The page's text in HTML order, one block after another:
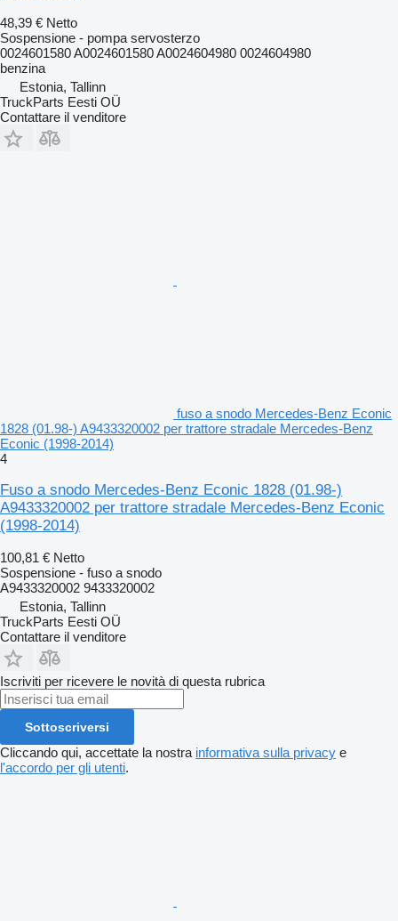
48,39 € Netto
Sospensione - pompa servosterzo
0024601580 A0024601580 A0024604980 0024604980
benzina
Estonia, Tallinn
TruckParts Eesti OÜ
Contattare il venditore
fuso a snodo Mercedes-Benz Econic
1828 (01.98-) A9433320002 per trattore stradale Mercedes-Benz
Econic (1998-2014)
4
Fuso a snodo Mercedes-Benz Econic 1828 (01.98-)
A9433320002 per trattore stradale Mercedes-Benz Econic
(1998-2014)
100,81 € Netto
Sospensione - fuso a snodo
A9433320002 9433320002
Estonia, Tallinn
TruckParts Eesti OÜ
Contattare il venditore
Iscriviti per ricevere le novità di questa rubrica
Sottoscriversi
Cliccando qui, accettate la nostra informativa sulla privacy e
l'accordo per gli utenti.